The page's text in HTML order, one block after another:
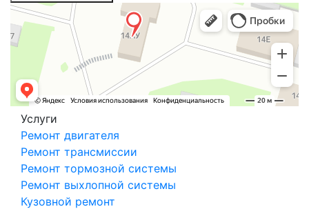
Услуги
Ремонт двигателя
Ремонт трансмиссии
Ремонт тормозной системы
Ремонт выхлопной системы
Кузовной ремонт